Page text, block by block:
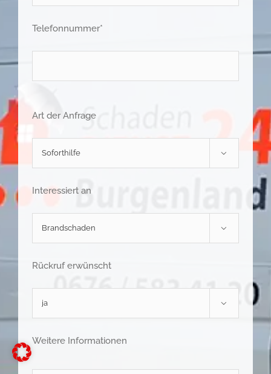
Telefonnummer*
Art der Anfrage

Interessiert an

Rückruf erwünscht

Weitere Informationen